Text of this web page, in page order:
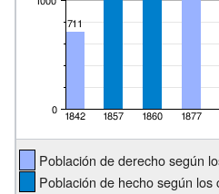
Población de derecho según
Población de hecho según